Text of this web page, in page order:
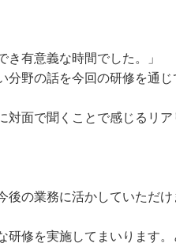
有意義な時間でした。」
分野の話を今回の研修を通
対面で聞くことで感じるリ
の業務に活かしていただ
修を実施してまいります。